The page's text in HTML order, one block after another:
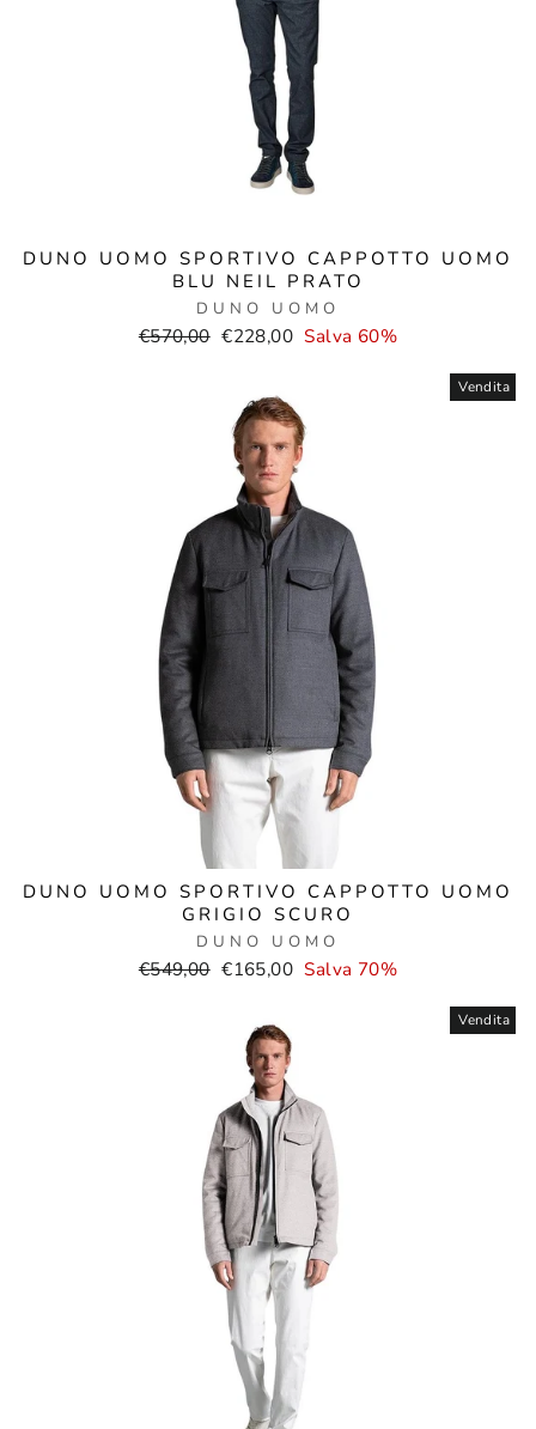
DUNO UOMO SPORTIVO CAPPOTTO UOMO
BLU NEIL PRATO
DUNO UOMO
Prezzo
€570,00 Prezzo
€228,00 Salva 60%
Vendita
DUNO UOMO SPORTIVO CAPPOTTO UOMO
GRIGIO SCURO
DUNO UOMO
Prezzo
€549,00 Prezzo
€165,00 Salva 70%
Vendita